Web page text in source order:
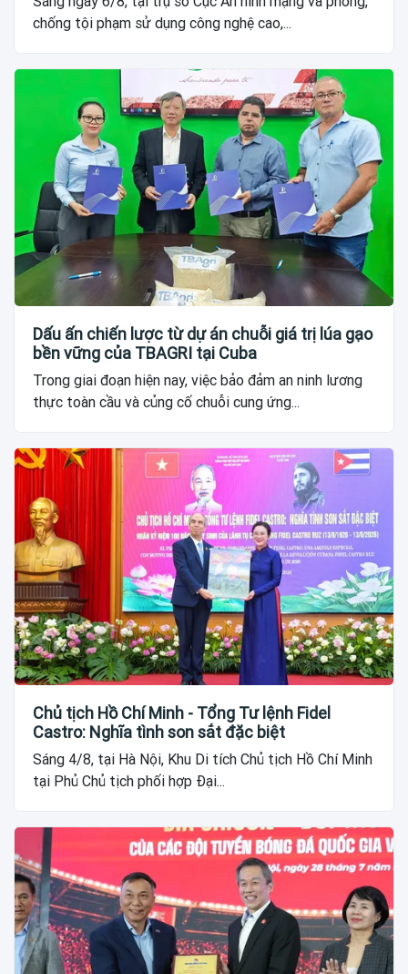
chống tội phạm sử dụng công nghệ cao,...
Dấu ấn chiến lược từ dự án chuỗi giá trị lúa gạo
bền vững của TBAGRI tại Cuba
Trong giai đoạn hiện nay, việc bảo đảm an ninh lương
thực toàn cầu và củng cố chuỗi cung ứng...
Chủ tịch Hồ Chí Minh - Tổng Tư lệnh Fidel
Castro: Nghĩa tình son sắt đặc biệt
Sáng 4/8, tại Hà Nội, Khu Di tích Chủ tịch Hồ Chí Minh
tại Phủ Chủ tịch phối hợp Đại...